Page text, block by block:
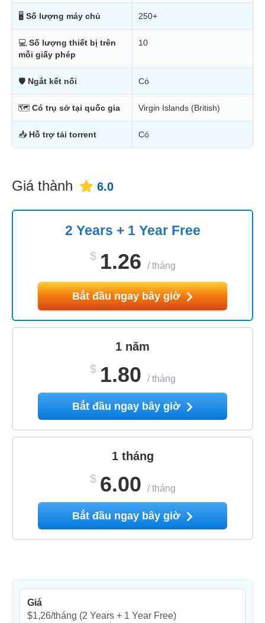
🖥 Số lượng máy chủ 250+
💻 Số lượng thiết bị trên
mỗi giấy phép
10
🛡 Ngắt kết nối Có
🗺 Có trụ sở tại quốc gia Virgin Islands (British)
📥 Hỗ trợ tải torrent Có
Giá thành 6.0
2 Years + 1 Year Free
$ 1.26 /tháng
Bắt đầu ngay bây giờ
1 năm
$ 1.80 /tháng
Bắt đầu ngay bây giờ
1 tháng
$ 6.00 /tháng
Bắt đầu ngay bây giờ
Giá
$1,26/tháng (2 Years + 1 Year Free)